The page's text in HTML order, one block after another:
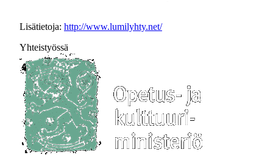
Lisätietoja: http://www.lumilyhty.net/
Yhteistyössä